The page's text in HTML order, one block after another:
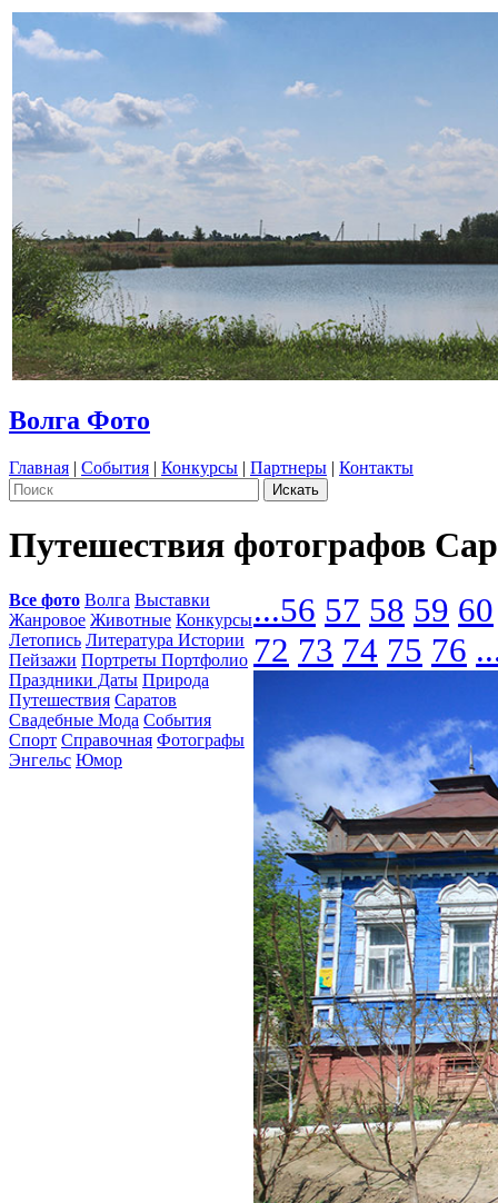
Волга Фото
Главная | События | Конкурсы | Партнеры | Контакты
Путешествия фотографов
Все фото Волга Выставки
Жанровое Животные Конкурсы
Летопись Литература Истории
Пейзажи Портреты Портфолио
Праздники Даты Природа
Путешествия Саратов
Свадебные Мода События
Спорт Справочная Фотографы
Энгельс Юмор
...56 57 58 59 60
72 73 74 75 76